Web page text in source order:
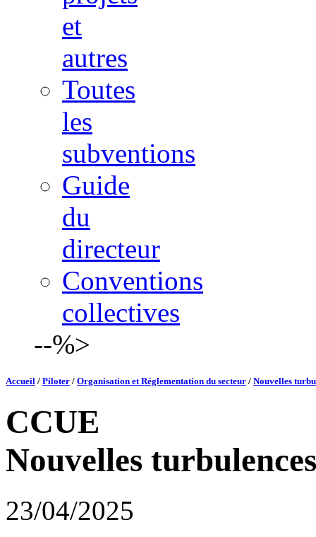
et
autres
Toutes
les
subventions
Guide
du
directeur
Conventions
collectives
--%>
Accueil / Piloter / Organisation et Réglementation du secteur / Nouvelles
CCUE
Nouvelles turbulences
23/04/2025